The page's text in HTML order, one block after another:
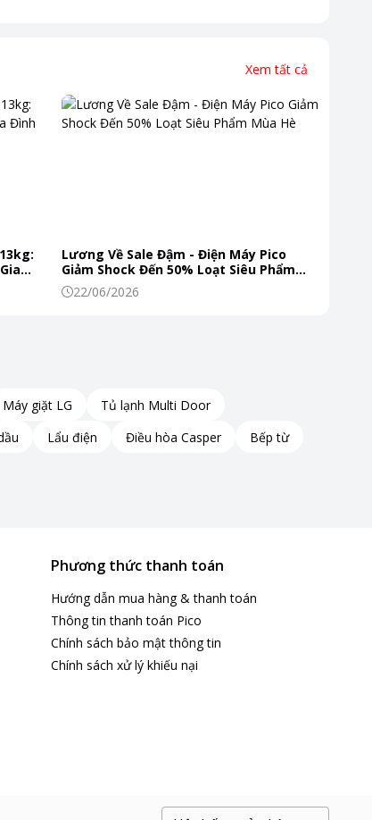
mắt mà còn đảm
đun sôi nước nhanh
Xem tất cả
Lương Về Sale Đậm - Điện Máy Pico
Giảm Shock Đến 50% Loạt Siêu Phẩm
Mùa Hè
22/06/2026
Máy giặt LG
Tủ lạnh Multi Door
Lẩu điện Điều hòa Casper
Bếp từ
Phương thức thanh toán
Hướng dẫn mua hàng & thanh toán
Thông tin thanh toán Pico
Chính sách bảo mật thông tin
Chính sách xử lý khiếu nại